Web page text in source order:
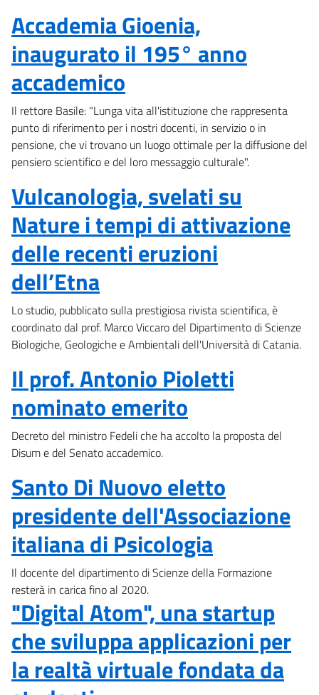
Accademia Gioenia,
inaugurato il 195° anno
accademico
Il rettore Basile: "Lunga vita all'istituzione che rappresenta
punto di riferimento per i nostri docenti, in servizio o in
pensione, che vi trovano un luogo ottimale per la diffusione del
pensiero scientifico e del loro messaggio culturale".
Vulcanologia, svelati su
Nature i tempi di attivazione
delle recenti eruzioni
dell’Etna
Lo studio, pubblicato sulla prestigiosa rivista scientifica, è
coordinato dal prof. Marco Viccaro del Dipartimento di Scienze
Biologiche, Geologiche e Ambientali dell'Università di Catania.
Il prof. Antonio Pioletti
nominato emerito
Decreto del ministro Fedeli che ha accolto la proposta del
Disum e del Senato accademico.
Santo Di Nuovo eletto
presidente dell'Associazione
italiana di Psicologia
Il docente del dipartimento di Scienze della Formazione
resterà in carica fino al 2020.
"Digital Atom", una startup
che sviluppa applicazioni per
la realtà virtuale fondata da